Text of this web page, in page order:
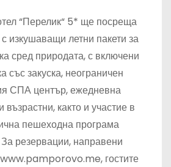
“Перелик“ 5* ще посреща
с изкушаващи летни пакети за
сред природата, с включени
със закуска, неограничен
СПА център, ежедневна
както и участие в
пешеходна програма
резервации, направени
www.pamporovo.me, гостите